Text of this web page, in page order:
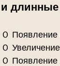
и
Ｏ Появление
Ｏ
Ｏ Появление